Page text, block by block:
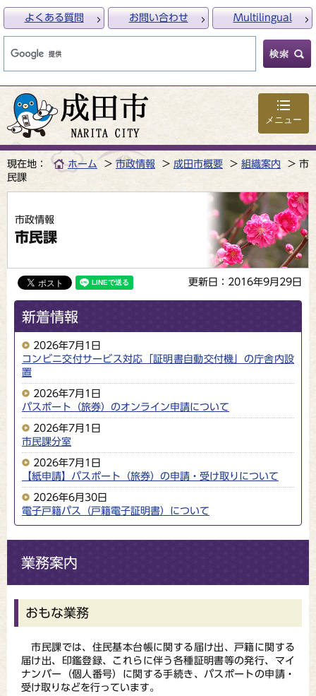
メニュー
よくある質問 お問い合わせ Multilingual
現在地： ホーム 市政情報 成田市概要 組織案内
市
民課
市政情報
市民課
更新日：2016年9月29日
新着情報
2026年7月1日
コンビニ交付サービス対応「証明書自動交付機」の庁舎内設
置
2026年7月1日
パスポート（旅券）のオンライン申請について
2026年7月1日
市民課分室
2026年7月1日
【紙申請】パスポート（旅券）の申請・受け取りについて
2026年6月30日
電子戸籍パス（戸籍電子証明書）について
業務案内
おもな業務
市民課では、住民基本台帳に関する届け出、戸籍に関する
届け出、印鑑登録、これらに伴う各種証明書等の発行、マイ
ナンバー（個人番号）に関する手続き、パスポートの申請・
受け取りなどを行っています。